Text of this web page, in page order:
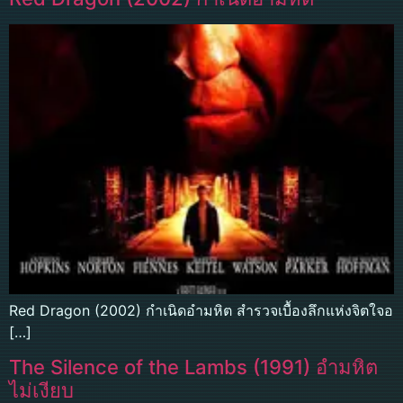
Red Dragon (2002) กำเนิดอำมหิต สำรวจเบื้องลึกแห่งจิตใจอ
[…]
The Silence of the Lambs (1991) อำมหิต
ไม่เงียบ